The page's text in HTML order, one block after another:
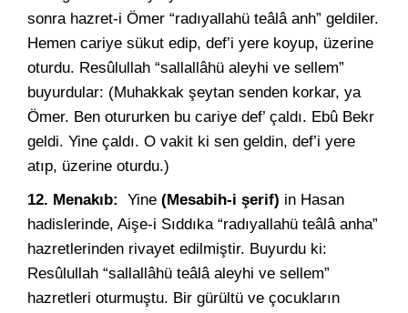
sonra hazret-i Ömer “radıyallahü teâlâ anh” geldiler.
Hemen cariye sükut edip, def’i yere koyup, üzerine
oturdu. Resûlullah “sallallâhü aleyhi ve sellem”
buyurdular: (Muhakkak şeytan senden korkar, ya
Ömer. Ben otururken bu cariye def’ çaldı. Ebû Bekr
geldi. Yine çaldı. O vakit ki sen geldin, def’i yere
atıp, üzerine oturdu.)
12. Menakıb:
Yine (Mesabih-i şerif) in Hasan
hadislerinde, Aişe-i Sıddıka “radıyallahü teâlâ anha”
hazretlerinden rivayet edilmiştir. Buyurdu ki:
Resûlullah “sallallâhü teâlâ aleyhi ve sellem”
hazretleri oturmuştu. Bir gürültü ve çocukların